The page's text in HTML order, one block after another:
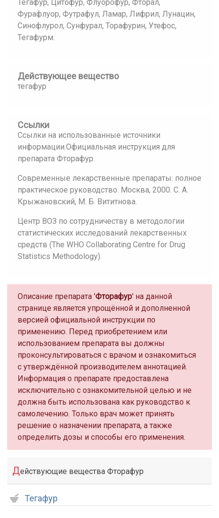
Тегафур, Цитофур, Флуорофур, Фторал,
Фурафлуор, Футрафул, Ламар, Лифрил, Лунацин,
Синофлурол, Сунфурал, Торафурин, Утефос,
Тегафурм.
Действующее вещество
тегафур
Ссылки
Ссылки на использованные источники
информации.Официальная инструкция для
препарата Фторафур.
Современные лекарственные препараты: полное
практическое руководство. Москва, 2000. С. А.
Крыжановский, М. Б. Вититнова.
Центр ВОЗ по сотрудничеству в методологии
статистических исследований лекарственных
средств (The WHO Collaborating Centre for Drug
Statistics Methodology).
Описание препарата 'Фторафур' на данной
странице является упрощённой и дополненной
версией официальной инструкции по
применению. Перед приобретением или
использованием препарата вы должны
проконсультироваться с врачом и ознакомиться
с утверждённой производителем аннотацией.
Информация о препарате предоставлена
исключительно с ознакомительной целью и не
должна быть использована как руководство к
самолечению. Только врач может принять
решение о назначении препарата, а также
определить дозы и способы его применения.
Действующие вещества Фторафур
Тегафур